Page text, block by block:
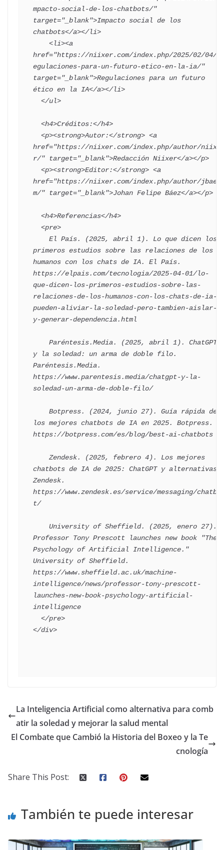
mpacto-social-de-los-chatbots/"
target="_blank">Impacto social de los
chatbots</a></li>
href="https://niixer.com/index.php/2025/02/04/r
egulaciones-para-un-futuro-etico-en-la-ia/"
target="_blank">Regulaciones para un futuro
ético en la IA</a></li>
href="https://niixer.com/index.php/author/niixe
r/" target="_blank">Redacción Niixer</a></p>
href="https://niixer.com/index.php/author/jbaez
m/" target="_blank">Johan Felipe Báez</a></p>
primeros estudios sobre las relaciones de los
humanos con los chats de IA. El País.
https://elpais.com/tecnologia/2025-04-01/lo-
que-dicen-los-primeros-estudios-sobre-las-
relaciones-de-los-humanos-con-los-chats-de-ia-
pueden-aliviar-la-soledad-pero-tambien-aislar-
y-generar-dependencia.html
y la soledad: un arma de doble filo.
Paréntesis.Media.
https://www.parentesis.media/chatgpt-y-la-
soledad-un-arma-de-doble-filo/
los mejores chatbots de IA en 2025. Botpress.
https://botpress.com/es/blog/best-ai-chatbots
    Zendesk. (2025, febrero 4). Los mejores
chatbots de IA de 2025: ChatGPT y alternativas.
Zendesk.
https://www.zendesk.es/service/messaging/chatbo
t/
Professor Tony Prescott launches new book "The
Psychology of Artificial Intelligence."
University of Sheffield.
https://www.sheffield.ac.uk/machine-
intelligence/news/professor-tony-prescott-
launches-new-book-psychology-artificial-
intelligence
La Inteligencia Artificial como alternativa para comb
atir la soledad y mejorar la salud mental
El Combate que Cambió la Historia del Boxeo y la Te
cnología
Share This Post:
También te puede interesar